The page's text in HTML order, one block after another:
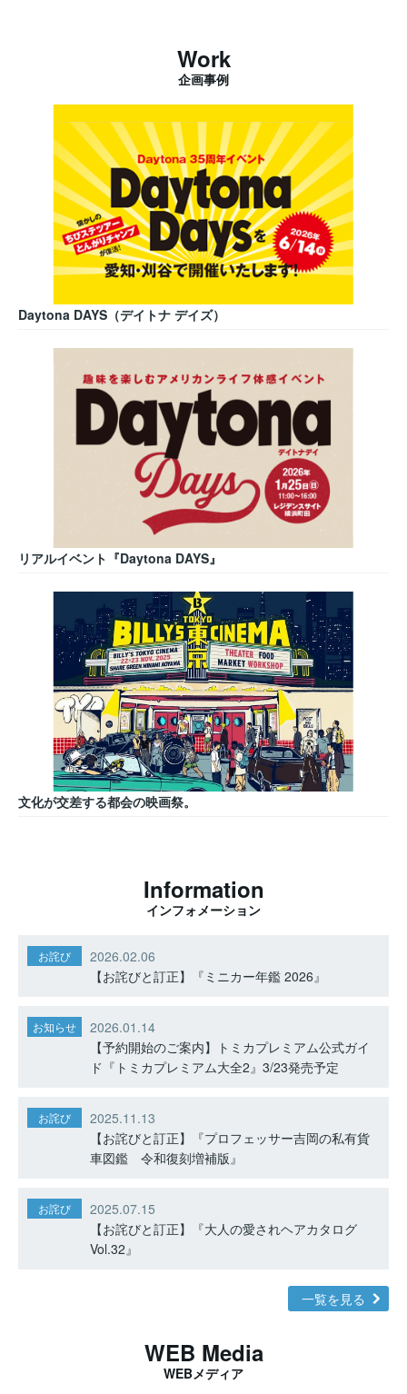
Work
企画事例
Daytona DAYS（デイトナ デイズ）
リアルイベント『Daytona DAYS』
文化が交差する都会の映画祭。
Information
インフォメーション
お詫び
2026.02.06
【お詫びと訂正】『ミニカー年鑑 2026』
お知らせ
2026.01.14
【予約開始のご案内】トミカプレミアム公式ガイ
ド『トミカプレミアム大全2』3/23発売予定
お詫び
2025.11.13
【お詫びと訂正】『プロフェッサー吉岡の私有貨
車図鑑 令和復刻増補版』
お詫び
2025.07.15
【お詫びと訂正】『大人の愛されヘアカタログ
Vol.32』
一覧を見る
WEB Media
WEBメディア